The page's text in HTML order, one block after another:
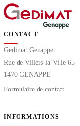
CONTACT
Gedimat Genappe
Rue de Villers-la-Ville 65
1470 GENAPPE
Formulaire de contact
INFORMATIONS